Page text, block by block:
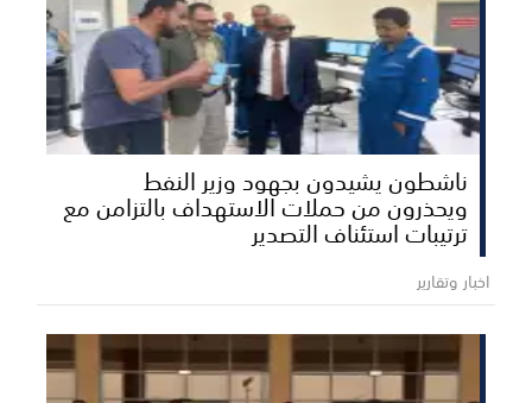
ناشطون يشيدون بجهود وزير النفط
ويحذرون من حملات الاستهداف بالتزامن مع
ترتيبات استئناف التصدير
اخبار وتقارير